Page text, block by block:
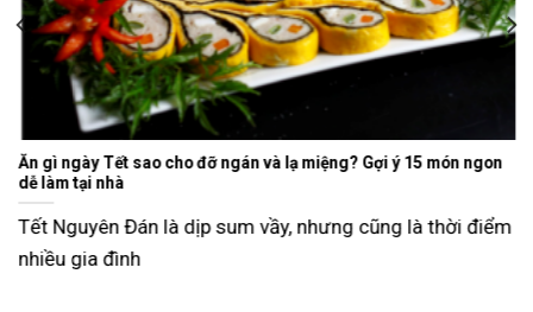
Ăn gì ngày Tết sao cho đỡ ngán và lạ miệng? Gợi ý 15 món ngon
dễ làm tại nhà
Tết Nguyên Đán là dịp sum vầy, nhưng cũng là thời điểm
nhiều gia đình